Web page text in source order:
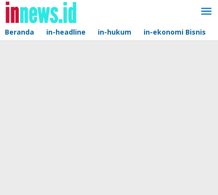
Lewati
konten
Beranda in-headline in-hukum in-ekonomi Bisnis